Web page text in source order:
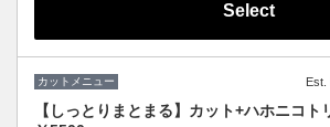
Select
カットメニュー Est.
【しっとりまとまる】カット+ハホニコト